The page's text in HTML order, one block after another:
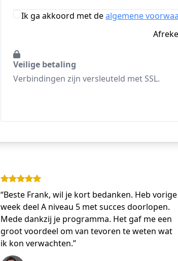
Ik ga akkoord met dealgemene
Veilige betaling
Verbindingen zijn versleuteld met SSL.
“Beste Frank, wil je kort bedanken. Heb vorige
week deel A niveau 5 met succes doorlopen.
Mede dankzij je programma. Het gaf me een
groot voordeel om van tevoren te weten wat
ik kon verwachten.”